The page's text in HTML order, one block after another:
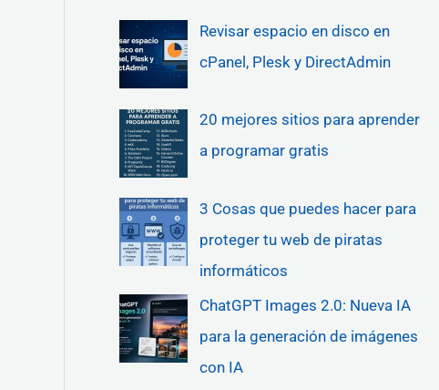
Revisar espacio en disco en
cPanel, Plesk y DirectAdmin
20 mejores sitios para aprender
a programar gratis
3 Cosas que puedes hacer para
proteger tu web de piratas
informáticos
ChatGPT Images 2.0: Nueva IA
para la generación de imágenes
con IA